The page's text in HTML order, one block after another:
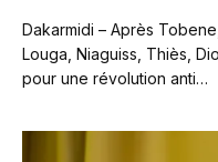
Dakarmidi – Après
Louga, Niaguiss, Thiès,
pour une révolution anti…